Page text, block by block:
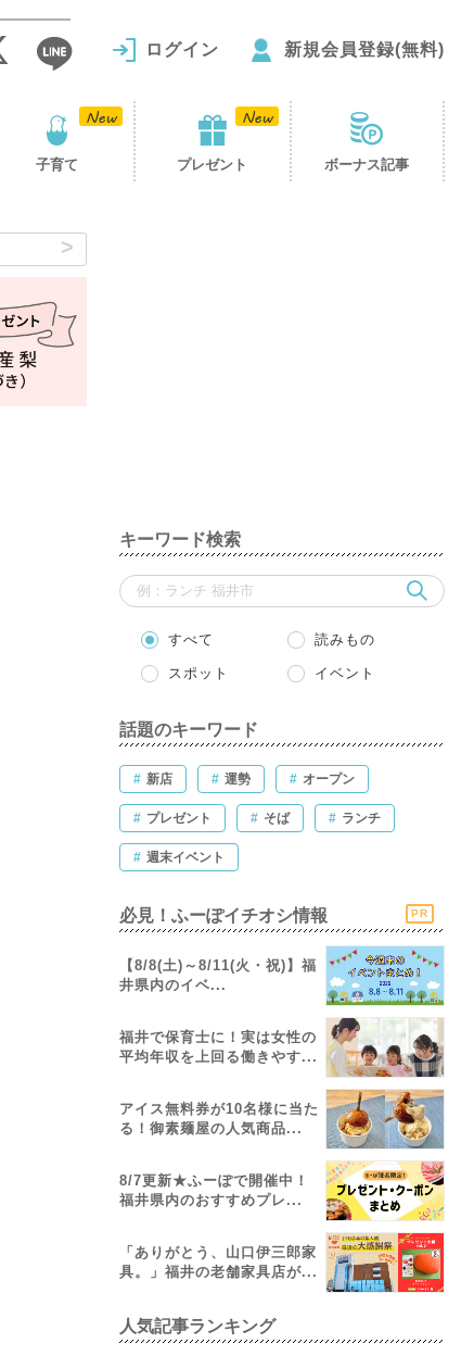
ログイン 新規会員登録(無料)
子育て プレゼント ボーナス記事
キーワード検索
すべて 読みもの
スポット イベント
話題のキーワード
# 新店 # 運勢 # オープン
# プレゼント # そば # ランチ
# 週末イベント
必見！ふーぽイチオシ情報 PR
【8/8(土)～8/11(火・祝)】福
井県内のイベ...
福井で保育士に！実は女性の
平均年収を上回る働きやす...
アイス無料券が10名様に当た
る！御素麺屋の人気商品...
8/7更新★ふーぽで開催中！
福井県内のおすすめプレ...
「ありがとう、山口伊三郎家
具。」福井の老舗家具店が...
人気記事ランキング